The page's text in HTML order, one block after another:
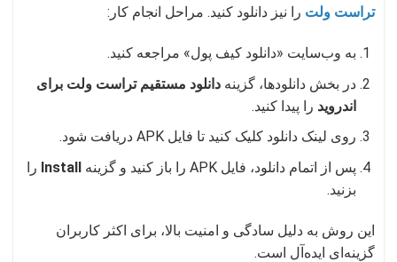
تراست ولت را نیز دانلود کنید. مراحل انجام کار:
به وب‌سایت «دانلود کیف پول» مراجعه کنید.
در بخش دانلودها، گزینه دانلود مستقیم تراست ولت برای
اندروید را پیدا کنید.
روی لینک دانلود کلیک کنید تا فایل APK دریافت شود.
پس از اتمام دانلود، فایل APK را باز کنید و گزینه
Install را
بزنید.
این روش به دلیل سادگی و امنیت بالا، برای اکثر کاربران
گزینه‌ای ایده‌آل است.